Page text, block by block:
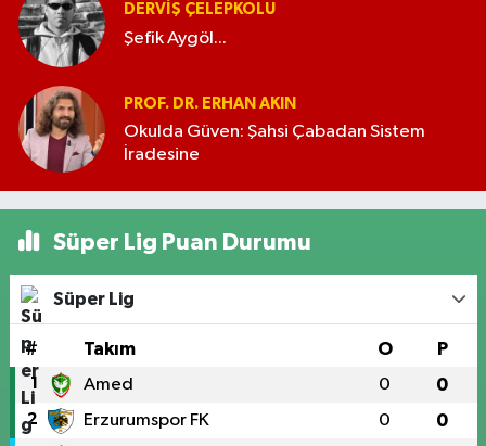
DERVIŞ ÇELEPKOLU
Şefik Aygöl...
PROF. DR. ERHAN AKIN
Okulda Güven: Şahsi Çabadan Sistem
İradesine
Süper Lig Puan Durumu
Süper Lig
# Takım O P
1 Amed 0 0
2 Erzurumspor FK 0 0